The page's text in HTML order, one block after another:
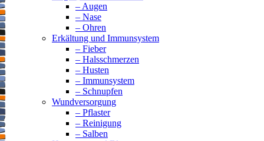
– Augen
– Nase
– Ohren
Erkältung und Immunsystem
– Fieber
– Halsschmerzen
– Husten
– Immunsystem
– Schnupfen
Wundversorgung
– Pflaster
– Reinigung
– Salben